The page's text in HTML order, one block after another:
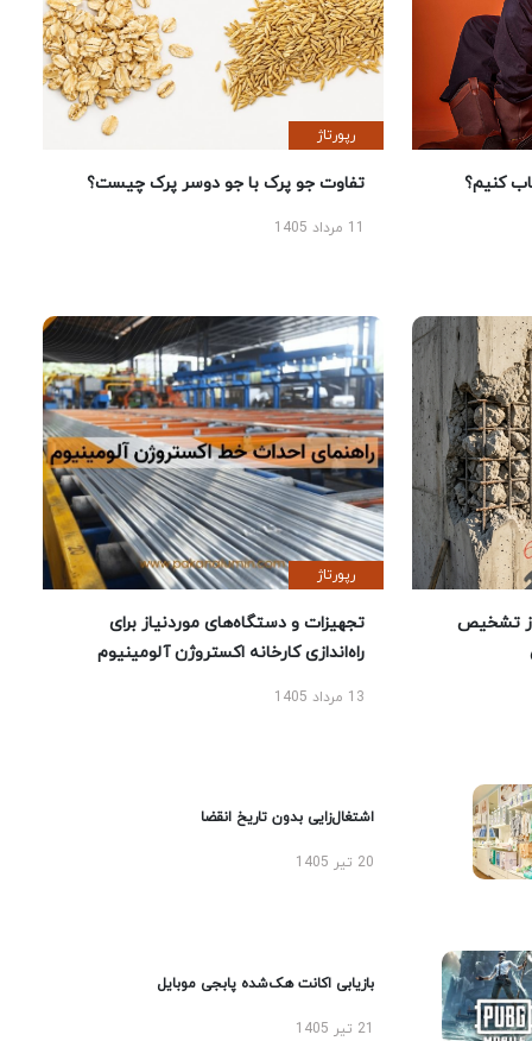
کنیم؟
رپورتاژ
تفاوت جو پرک با جو دوسر پرک چیست؟
تشخیص
رپورتاژ
تجهیزات و دستگاه‌های موردنیاز برای
راه‌اندازی کارخانه اکستروژن آلومینیوم
13 مرداد 1405
اشتغال‌زایی بدون تاریخ انقضا
20 تیر 1405
بازیابی اکانت هک‌شده پابجی موبایل